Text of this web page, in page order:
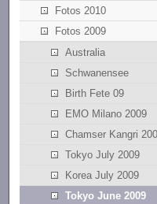
Fotos 2010
Fotos 2009
Australia
Schwanensee
Birth Fete 09
EMO Milano 2009
Chamser Kangri
Tokyo July 2009
Korea July 2009
Tokyo June 2009